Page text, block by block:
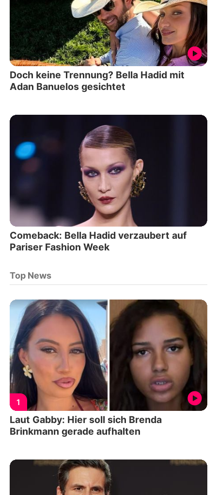
Doch keine Trennung? Bella Hadid mit
Adan Banuelos gesichtet
Comeback: Bella Hadid verzaubert auf
Pariser Fashion Week
Top News
1
Laut Gabby: Hier soll sich Brenda
Brinkmann gerade aufhalten